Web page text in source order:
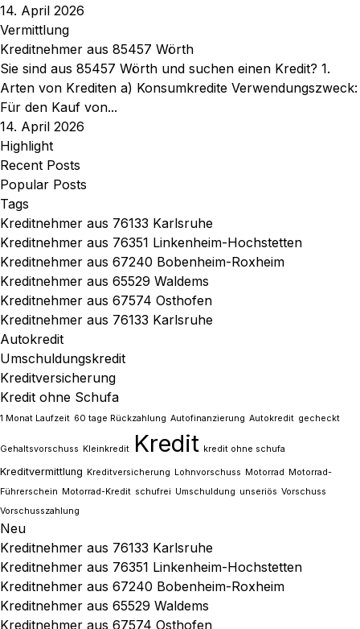
14. April 2026
Vermittlung
Kreditnehmer aus 85457 Wörth
Sie sind aus 85457 Wörth und suchen einen Kredit? 1.
Arten von Krediten a) Konsumkredite Verwendungszweck:
Für den Kauf von...
14. April 2026
Highlight
Recent Posts
Popular Posts
Tags
Kreditnehmer aus 76133 Karlsruhe
Kreditnehmer aus 76351 Linkenheim-Hochstetten
Kreditnehmer aus 67240 Bobenheim-Roxheim
Kreditnehmer aus 65529 Waldems
Kreditnehmer aus 67574 Osthofen
Kreditnehmer aus 76133 Karlsruhe
Autokredit
Umschuldungskredit
Kreditversicherung
Kredit ohne Schufa
1 Monat Laufzeit 60 tage Rückzahlung Autofinanzierung Autokredit gecheckt
Gehaltsvorschuss Kleinkredit Kredit kredit ohne schufa
Kreditvermittlung Kreditversicherung Lohnvorschuss Motorrad Motorrad-
Führerschein Motorrad-Kredit schufrei Umschuldung unseriös Vorschuss
Vorschusszahlung
Neu
Kreditnehmer aus 76133 Karlsruhe
Kreditnehmer aus 76351 Linkenheim-Hochstetten
Kreditnehmer aus 67240 Bobenheim-Roxheim
Kreditnehmer aus 65529 Waldems
Kreditnehmer aus 67574 Osthofen